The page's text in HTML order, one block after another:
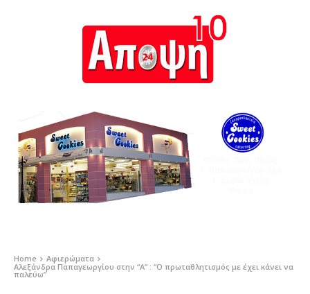
Home
Αφιερώματα
Αλεξάνδρα Παπαγεωργίου στην “Α” : “Ο πρωταθλητισμός με έχει κάνει να
παλεύω”